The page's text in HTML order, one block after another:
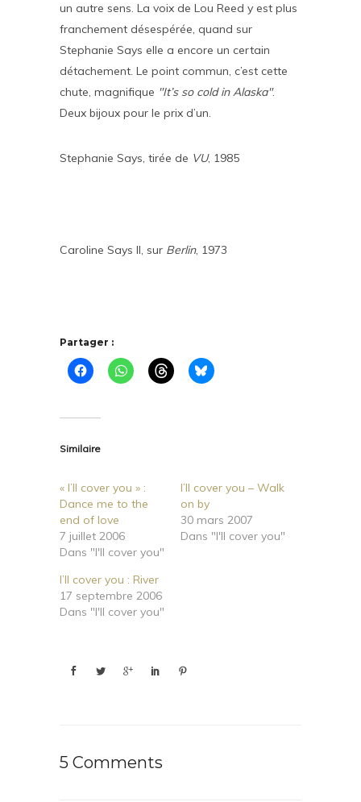
un autre sens. La voix de Lou Reed y est plus
franchement désespérée, quand sur
Stephanie Says elle a encore un certain
détachement. Le point commun, c’est cette
chute, magnifique "It’s so cold in Alaska".
Deux bijoux pour le prix d’un.
Stephanie Says, tirée de VU, 1985
Caroline Says II, sur Berlin, 1973
Partager :
Similaire
« I’ll cover you » :
Dance me to the
end of love
7 juillet 2006
Dans "I'll cover you"
I’ll cover you – Walk
on by
30 mars 2007
Dans "I'll cover you"
I’ll cover you : River
17 septembre 2006
Dans "I'll cover you"
5 Comments